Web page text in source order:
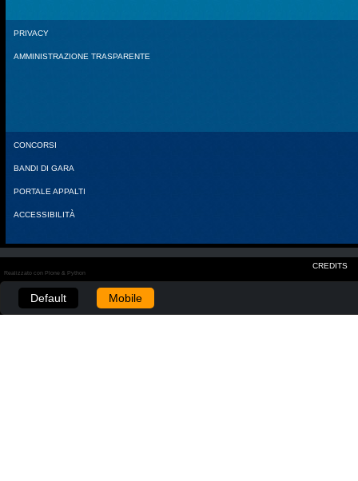
PRIVACY
AMMINISTRAZIONE TRASPARENTE
CONCORSI
BANDI DI GARA
PORTALE APPALTI
ACCESSIBILITÀ
CREDITS
Realizzato con Plone & Python
Default Mobile